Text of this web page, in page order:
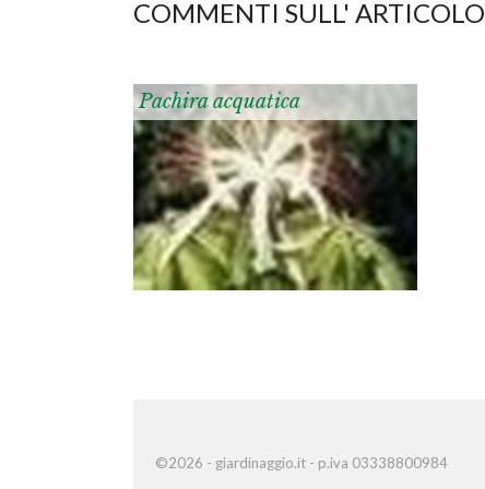
COMMENTI SULL' ARTICOLO
Pachira acquatica
©2026 - giardinaggio.it - p.iva 03338800984